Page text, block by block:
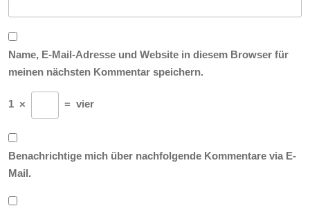
Name, E-Mail-Adresse und Website in diesem Browser für
meinen nächsten Kommentar speichern.
1 × = vier
Benachrichtige mich über nachfolgende Kommentare via E-
Mail.